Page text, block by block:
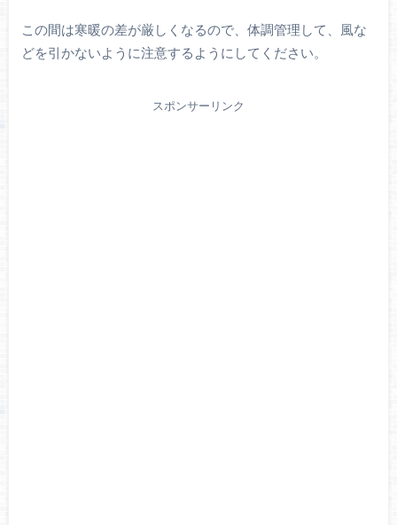
この間は寒暖の差が厳しくなるので、体調管理して、風な
どを引かないように注意するようにしてください。
スポンサーリンク